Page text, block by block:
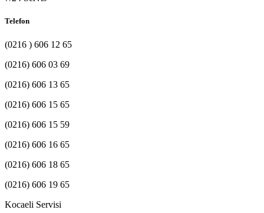
Telefon
(0216 ) 606 12 65
(0216) 606 03 69
(0216) 606 13 65
(0216) 606 15 65
(0216) 606 15 59
(0216) 606 16 65
(0216) 606 18 65
(0216) 606 19 65
Kocaeli Servisi